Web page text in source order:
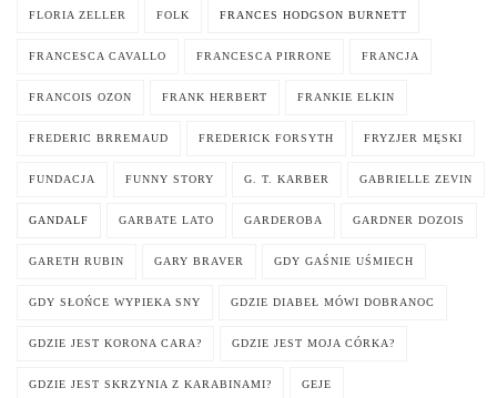
FLORIA ZELLER FOLK FRANCES HODGSON BURNETT
FRANCESCA CAVALLO FRANCESCA PIRRONE FRANCJA
FRANCOIS OZON FRANK HERBERT FRANKIE ELKIN
FREDERIC BRREMAUD FREDERICK FORSYTH FRYZJER MĘSKI
FUNDACJA FUNNY STORY G. T. KARBER GABRIELLE ZEVIN
GANDALF GARBATE LATO GARDEROBA GARDNER DOZOIS
GARETH RUBIN GARY BRAVER GDY GAŚNIE UŚMIECH
GDY SŁOŃCE WYPIEKA SNY GDZIE DIABEŁ MÓWI DOBRANOC
GDZIE JEST KORONA CARA? GDZIE JEST MOJA CÓRKA?
GDZIE JEST SKRZYNIA Z KARABINAMI? GEJE